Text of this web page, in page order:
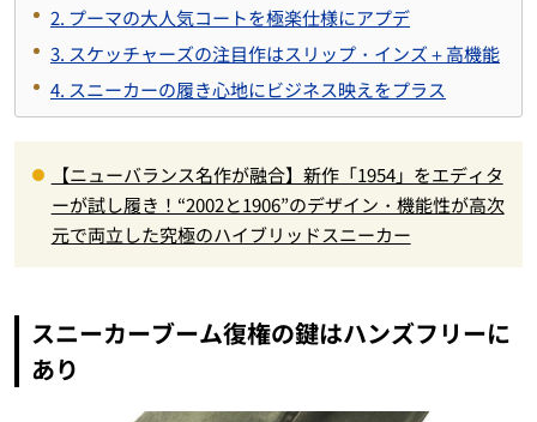
2. プーマの大人気コートを極楽仕様にアプデ
3. スケッチャーズの注目作はスリップ・インズ＋高機能
4. スニーカーの履き心地にビジネス映えをプラス
【ニューバランス名作が融合】新作「1954」をエディタ
ーが試し履き！“2002と1906”のデザイン・機能性が高次
元で両立した究極のハイブリッドスニーカー
スニーカーブーム復権の鍵はハンズフリーに
あり